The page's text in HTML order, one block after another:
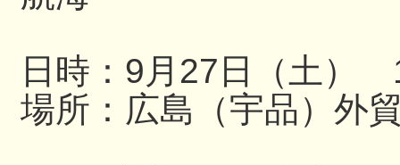
日時：9月27日（土）
場所：広島（宇品）外